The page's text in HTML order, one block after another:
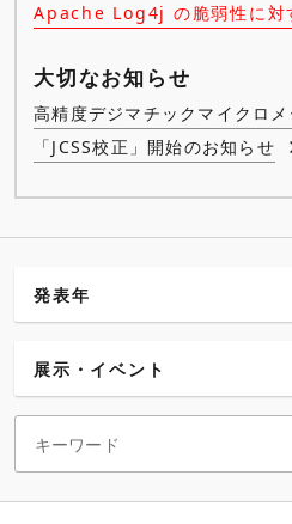
Apache Log4j の脆弱性に対
大切なお知らせ
高精度デジマチックマイクロ
「JCSS校正」開始のお知らせ
発表年
展示・イベント
すべて
企業・経営